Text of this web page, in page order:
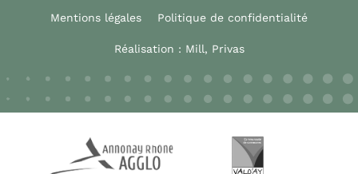
Mentions légales Politique de confidentialité
Réalisation : Mill, Privas